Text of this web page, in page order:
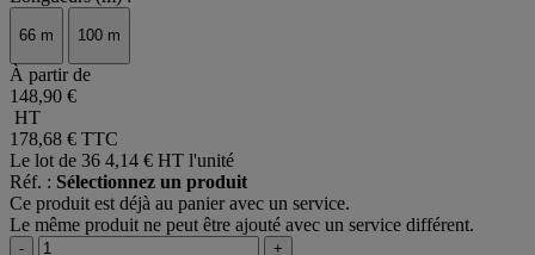
Longueurs (m) :
À partir de
148,90 €
HT
178,68 € TTC
Le lot de 36 4,14 € HT l'unité
Réf. :Sélectionnez un produit
Ce produit est déjà au panier avec un service.
Le même produit ne peut être ajouté avec un service différent.